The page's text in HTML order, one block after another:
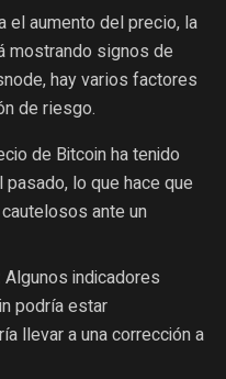
el aumento del precio, la
mostrando signos de
hay varios factores
de riesgo.
de Bitcoin ha tenido
lo que hace que
ante un
Algunos indicadores
podría estar
llevar a una corrección a